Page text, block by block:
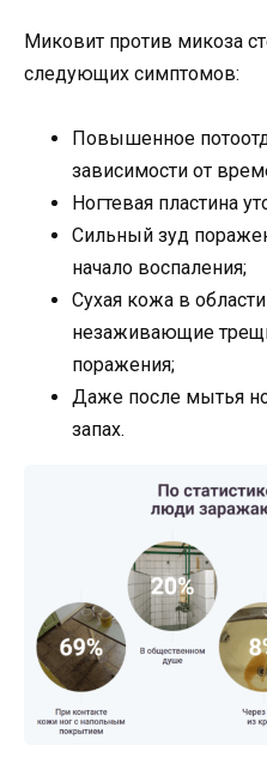
Миковит против микоза
следующих симптомов:
Повышенное
зависимости от
Ногтевая пластина
Сильный зуд
начало воспаления;
Сухая кожа в
незаживающие
поражения;
Даже после мытья
запах.